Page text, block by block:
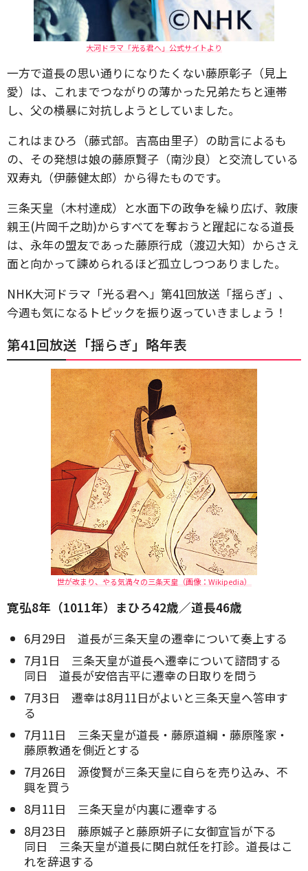
大河ドラマ「光る君へ」公式サイトより
一方で道長の思い通りになりたくない藤原彰子（見上
愛）は、これまでつながりの薄かった兄弟たちと連帯
し、父の横暴に対抗しようとしていました。
これはまひろ（藤式部。吉高由里子）の助言によるも
の、その発想は娘の藤原賢子（南沙良）と交流している
双寿丸（伊藤健太郎）から得たものです。
三条天皇（木村達成）と水面下の政争を繰り広げ、敦康
親王(片岡千之助)からすべてを奪おうと躍起になる道長
は、永年の盟友であった藤原行成（渡辺大知）からさえ
面と向かって諫められるほど孤立しつつありました。
NHK大河ドラマ「光る君へ」第41回放送「揺らぎ」、
今週も気になるトピックを振り返っていきましょう！
第41回放送「揺らぎ」略年表
世が改まり、やる気満々の三条天皇（画像：Wikipedia）
寛弘8年（1011年）まひろ42歳／道長46歳
6月29日 道長が三条天皇の遷幸について奏上する
7月1日 三条天皇が道長へ遷幸について諮問する
同日 道長が安倍吉平に遷幸の日取りを問う
7月3日 遷幸は8月11日がよいと三条天皇へ答申す
る
7月11日 三条天皇が道長・藤原道綱・藤原隆家・
藤原教通を側近とする
7月26日 源俊賢が三条天皇に自らを売り込み、不
興を買う
8月11日 三条天皇が内裏に遷幸する
8月23日 藤原娍子と藤原妍子に女御宣旨が下る
同日 三条天皇が道長に関白就任を打診。道長はこ
れを辞退する